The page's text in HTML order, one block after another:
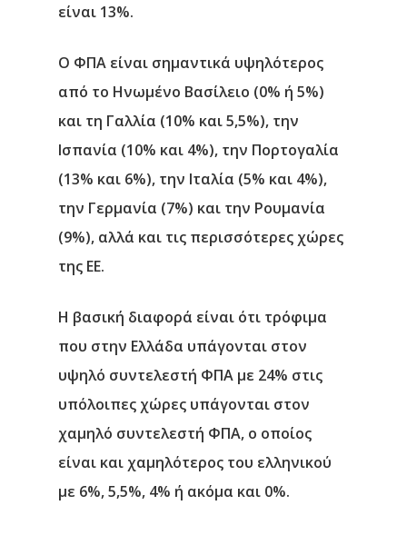
είναι 13%.
Ο ΦΠΑ είναι σημαντικά υψηλότερος
από το Ηνωμένο Βασίλειο (0% ή 5%)
και τη Γαλλία (10% και 5,5%), την
Ισπανία (10% και 4%), την Πορτογαλία
(13% και 6%), την Ιταλία (5% και 4%),
την Γερμανία (7%) και την Ρουμανία
(9%), αλλά και τις περισσότερες χώρες
της ΕΕ.
Η βασική διαφορά είναι ότι τρόφιμα
που στην Ελλάδα υπάγονται στον
υψηλό συντελεστή ΦΠΑ με 24% στις
υπόλοιπες χώρες υπάγονται στον
χαμηλό συντελεστή ΦΠΑ, ο οποίος
είναι και χαμηλότερος του ελληνικού
με 6%, 5,5%, 4% ή ακόμα και 0%.